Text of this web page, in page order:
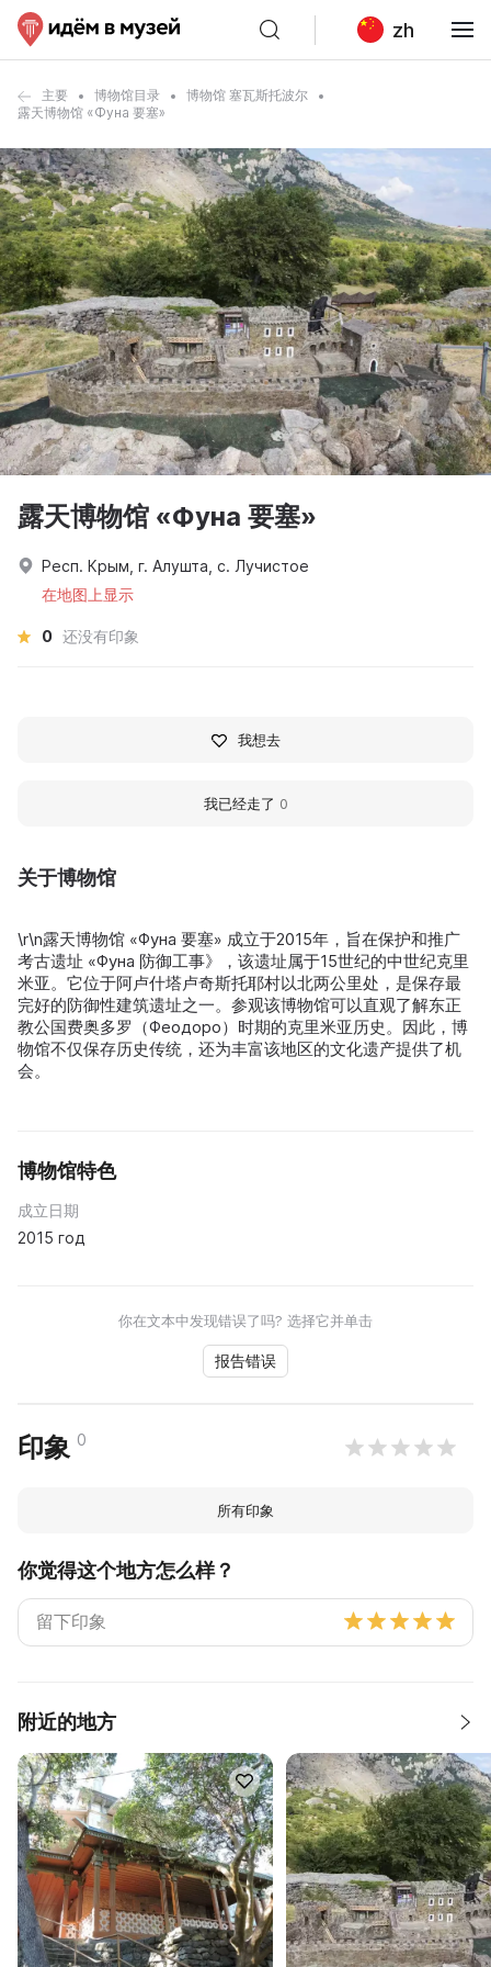
zh
主要 博物馆目录
博物馆 塞瓦斯托波尔
露天博物馆 «Фуна 要塞»
关于博物馆
\r\n露天博物馆 «Фуна 要塞» 成立于2015年，旨在保护和推广
考古遗址 «Фуна 防御工事》，该遗址属于15世纪的中世纪克里
米亚。它位于阿卢什塔卢奇斯托耶村以北两公里处，是保存最
完好的防御性建筑遗址之一。参观该博物馆可以直观了解东正
教公国费奥多罗（Феодоро）时期的克里米亚历史。因此，博
物馆不仅保存历史传统，还为丰富该地区的文化遗产提供了机
会。
博物馆特色
成立日期
2015 год
你在文本中发现错误了吗? 选择它并单击
报告错误
印象 0
所有印象
你觉得这个地方怎么样？
附近的地方
露天博物馆 «Фуна 要塞»
Респ. Крым, г. Алушта, с. Лучистое
在地图上显示
0 还没有印象
我想去
我已经走了 0